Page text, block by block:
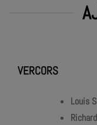
VERCORS
Louis